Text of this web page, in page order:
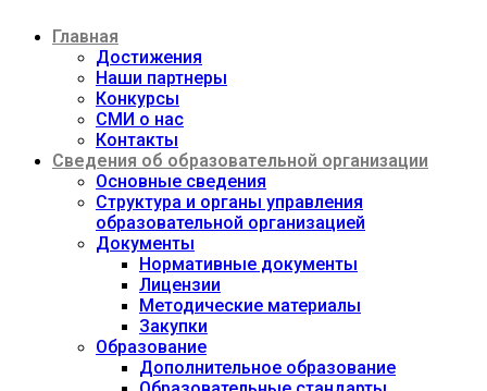
содержимому
Главная
Достижения
Наши партнеры
Конкурсы
СМИ о нас
Контакты
Сведения об образовательной организации
Основные сведения
Структура и органы управления
образовательной организацией
Документы
Нормативные документы
Лицензии
Методические материалы
Закупки
Образование
Дополнительное образование